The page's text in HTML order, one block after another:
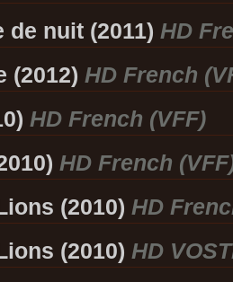
de nuit (2011) HD
(2012) HD French
HD French (VFF)
HD French
(2010) HD
(2010) HD